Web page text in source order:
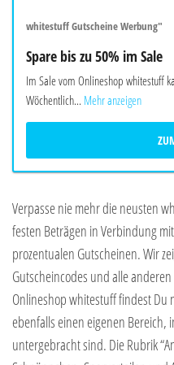
whitestuff Gutscheine Werbung"
Spare bis zu 50% im Sale
Im Sale vom Onlineshop whitestuff
Wöchentlich... Mehr anzeigen
Verpasse nie mehr die neusten
festen Beträgen in Verbindung
prozentualen Gutscheinen. Wir
Gutscheincodes und alle
Onlineshop whitestuff findest
ebenfalls einen eigenen Bereich,
untergebracht sind. Die Rubrik